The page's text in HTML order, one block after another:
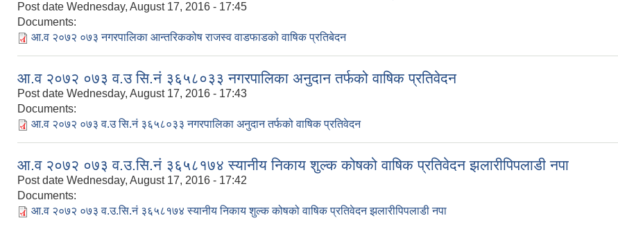
Post date Wednesday, August 17, 2016 - 17:45
Documents:
आ.व २०७२ ०७३ नगरपालिका आन्तरिककोष राजस्व वाडफाडको वाषिक प्रतिबेदन
आ.व २०७२ ०७३ व.उ सि.नं ३६५८०३३ नगरपालिका अनुदान तर्फको वाषिक प्रतिवेदन
Post date Wednesday, August 17, 2016 - 17:43
Documents:
आ.व २०७२ ०७३ व.उ सि.नं ३६५८०३३ नगरपालिका अनुदान तर्फको वाषिक प्रतिवेदन
आ.व २०७२ ०७३ व.उ.सि.नं ३६५८१७४ स्यानीय निकाय शुल्क कोषको वाषिक प्रतिवेदन झलारीपिपलाडी नपा
Post date Wednesday, August 17, 2016 - 17:42
Documents:
आ.व २०७२ ०७३ व.उ.सि.नं ३६५८१७४ स्यानीय निकाय शुल्क कोषको वाषिक प्रतिवेदन झलारीपिपलाडी नपा